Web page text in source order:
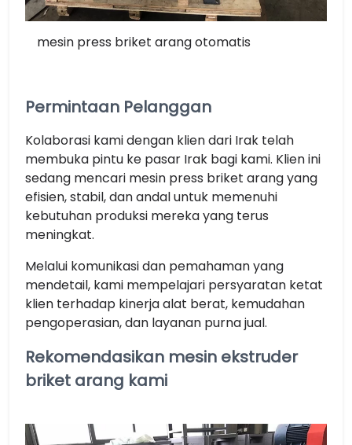
mesin press briket arang otomatis
Permintaan Pelanggan
Kolaborasi kami dengan klien dari Irak telah
membuka pintu ke pasar Irak bagi kami. Klien ini
sedang mencari mesin press briket arang yang
efisien, stabil, dan andal untuk memenuhi
kebutuhan produksi mereka yang terus
meningkat.
Melalui komunikasi dan pemahaman yang
mendetail, kami mempelajari persyaratan ketat
klien terhadap kinerja alat berat, kemudahan
pengoperasian, dan layanan purna jual.
Rekomendasikan mesin ekstruder
briket arang kami